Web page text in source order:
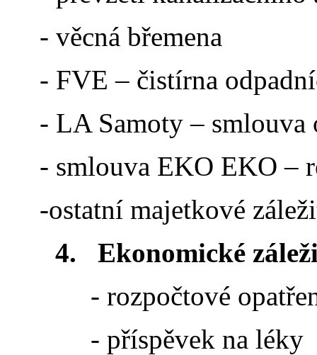
- věcná břemena
- FVE – čistírna
- LA Samoty – smlouva
- smlouva EKO EKO –
-ostatní majetkové
4.
Ekonomické
- rozpočtové
- příspěvek na léky